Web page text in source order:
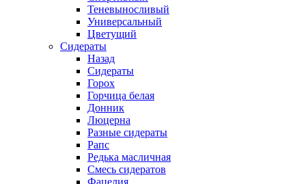
Теневыносливый
Универсальный
Цветущий
Сидераты
Назад
Сидераты
Горох
Горчица белая
Донник
Люцерна
Разные сидераты
Рапс
Редька масличная
Смесь сидератов
Фацелия